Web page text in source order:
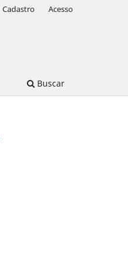
Buscar
Cadastro Acesso